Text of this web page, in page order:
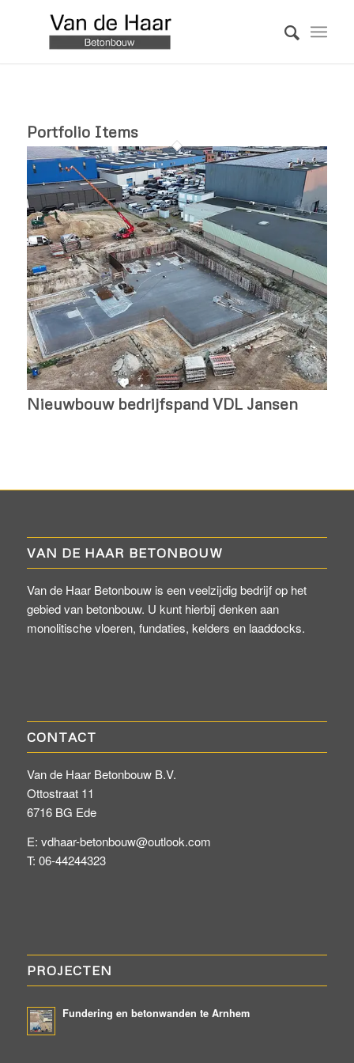
Portfolio Items
Nieuwbouw bedrijfspand VDL Jansen
VAN DE HAAR BETONBOUW
Van de Haar Betonbouw is een veelzijdig bedrijf op het
gebied van betonbouw. U kunt hierbij denken aan
monolitische vloeren, fundaties, kelders en laaddocks.
CONTACT
Van de Haar Betonbouw B.V.
Ottostraat 11
6716 BG Ede
E: vdhaar-betonbouw@outlook.com
T: 06-44244323
PROJECTEN
Fundering en betonwanden te Arnhem